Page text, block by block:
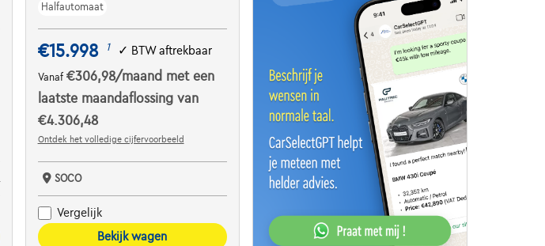
Halfautomaat
€15.998 1 ✓ BTW aftrekbaar
Vanaf €306,98/maand met een
laatste maandaflossing van
€4.306,48
Ontdek het volledige cijfervoorbeeld
SOCO
Vergelijk
Bekijk wagen